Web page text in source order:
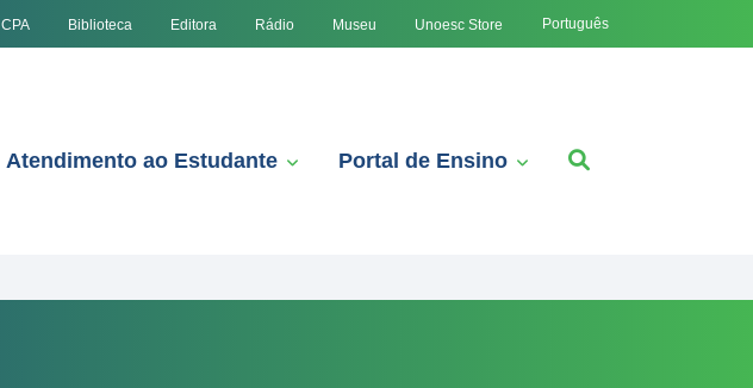
CPA Biblioteca Editora Rádio Museu Unoesc Store Português
Atendimento ao Estudante Portal de Ensino